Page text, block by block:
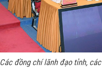
Các đồng chí lãnh đạo tỉnh,